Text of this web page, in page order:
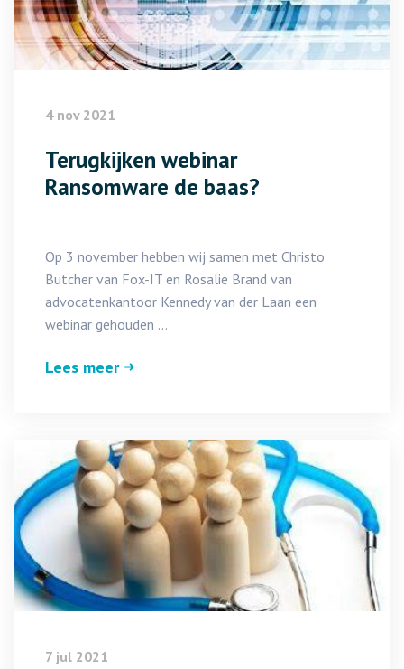
4 nov 2021
Terugkijken webinar
Ransomware de baas?
Op 3 november hebben wij samen met Christo
Butcher van Fox-IT en Rosalie Brand van
advocatenkantoor Kennedy van der Laan een
webinar gehouden ...
Lees meer
7 jul 2021